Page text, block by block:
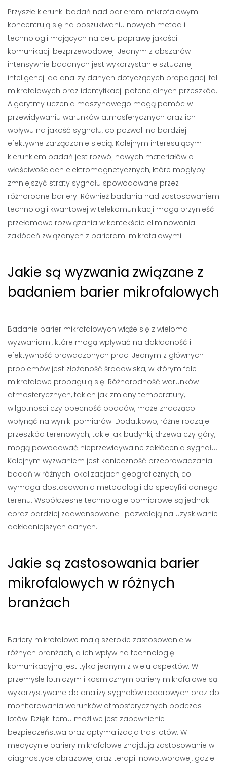
Przyszłe kierunki badań nad barierami mikrofalowymi
koncentrują się na poszukiwaniu nowych metod i
technologii mających na celu poprawę jakości
komunikacji bezprzewodowej. Jednym z obszarów
intensywnie badanych jest wykorzystanie sztucznej
inteligencji do analizy danych dotyczących propagacji fal
mikrofalowych oraz identyfikacji potencjalnych przeszkód.
Algorytmy uczenia maszynowego mogą pomóc w
przewidywaniu warunków atmosferycznych oraz ich
wpływu na jakość sygnału, co pozwoli na bardziej
efektywne zarządzanie siecią. Kolejnym interesującym
kierunkiem badań jest rozwój nowych materiałów o
właściwościach elektromagnetycznych, które mogłyby
zmniejszyć straty sygnału spowodowane przez
różnorodne bariery. Również badania nad zastosowaniem
technologii kwantowej w telekomunikacji mogą przynieść
przełomowe rozwiązania w kontekście eliminowania
zakłóceń związanych z barierami mikrofalowymi.
Jakie są wyzwania związane z
badaniem barier mikrofalowych
Badanie barier mikrofalowych wiąże się z wieloma
wyzwaniami, które mogą wpływać na dokładność i
efektywność prowadzonych prac. Jednym z głównych
problemów jest złożoność środowiska, w którym fale
mikrofalowe propagują się. Różnorodność warunków
atmosferycznych, takich jak zmiany temperatury,
wilgotności czy obecność opadów, może znacząco
wpłynąć na wyniki pomiarów. Dodatkowo, różne rodzaje
przeszkód terenowych, takie jak budynki, drzewa czy góry,
mogą powodować nieprzewidywalne zakłócenia sygnału.
Kolejnym wyzwaniem jest konieczność przeprowadzania
badań w różnych lokalizacjach geograficznych, co
wymaga dostosowania metodologii do specyfiki danego
terenu. Współczesne technologie pomiarowe są jednak
coraz bardziej zaawansowane i pozwalają na uzyskiwanie
dokładniejszych danych.
Jakie są zastosowania barier
mikrofalowych w różnych
branżach
Bariery mikrofalowe mają szerokie zastosowanie w
różnych branżach, a ich wpływ na technologię
komunikacyjną jest tylko jednym z wielu aspektów. W
przemyśle lotniczym i kosmicznym bariery mikrofalowe są
wykorzystywane do analizy sygnałów radarowych oraz do
monitorowania warunków atmosferycznych podczas
lotów. Dzięki temu możliwe jest zapewnienie
bezpieczeństwa oraz optymalizacja tras lotów. W
medycynie bariery mikrofalowe znajdują zastosowanie w
diagnostyce obrazowej oraz terapii nowotworowej, gdzie